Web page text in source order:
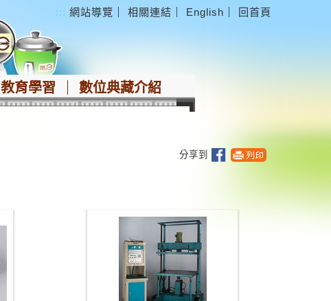
::: 網站導覽 相關連結 English 回首頁
教育學習 數位典藏介紹
分享到